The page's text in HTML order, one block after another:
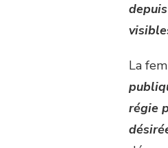
La
régie